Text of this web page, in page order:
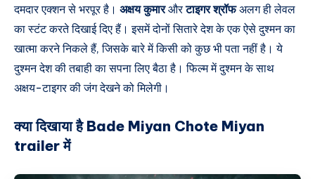
दमदार एक्शन से भरपूर है। अक्षय कुमारऔरटाइगर श्रॉफअलग ही लेवल
का स्टंट करते दिखाई दिए हैं। इसमें दोनों सितारे देश के एक ऐसे दुश्मन का
खात्मा करने निकले हैं, जिसके बारे में किसी को कुछ भी पता नहीं है। ये
दुश्मन देश की तबाही का सपना लिए बैठा है। फिल्म में दुश्मन के साथ
अक्षय-टाइगर की जंग देखने को मिलेगी।
क्या दिखाया है Bade Miyan Chote Miyan
trailer में